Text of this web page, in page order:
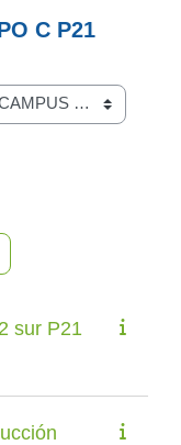
C P21
cursos
3 siguiente
sur P21